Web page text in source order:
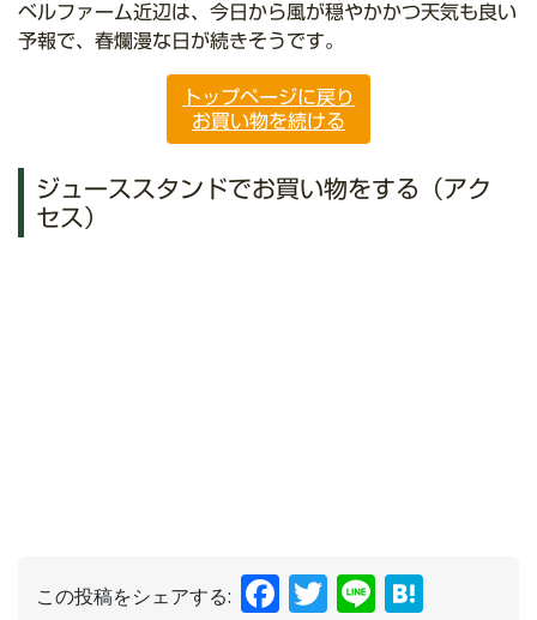
ベルファーム近辺は、今日から風が穏やかかつ天気も良い
予報で、春爛漫な日が続きそうです。
トップページに戻り
お買い物を続ける
ジューススタンドでお買い物をする（アク
セス）
この投稿をシェアする: Facebook
Twitter
Line